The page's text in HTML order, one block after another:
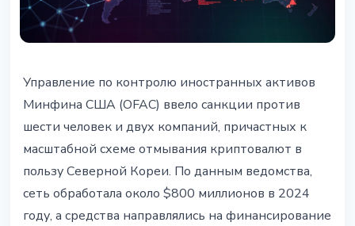
США ввели санкции за
отмывание $800 млн в
криптовалюте для КНДР
13 марта 2026 г.2 мин чтения
Наталия Дорофеева
Управление по контролю иностранных активов
Минфина США (OFAC) ввело санкции против
шести человек и двух компаний, причастных к
масштабной схеме отмывания криптовалют в
пользу Северной Кореи. По данным ведомства,
сеть обработала около $800 миллионов в 2024
году, а средства направлялись на финансирование